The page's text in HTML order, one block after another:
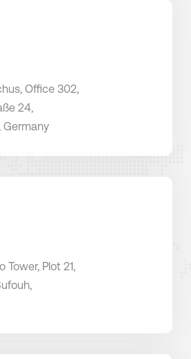
Office 302,
24,
Germany
Tower, Plot 21,